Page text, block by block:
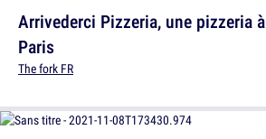
Arrivederci Pizzeria, une pizzeria à
Paris
The fork FR